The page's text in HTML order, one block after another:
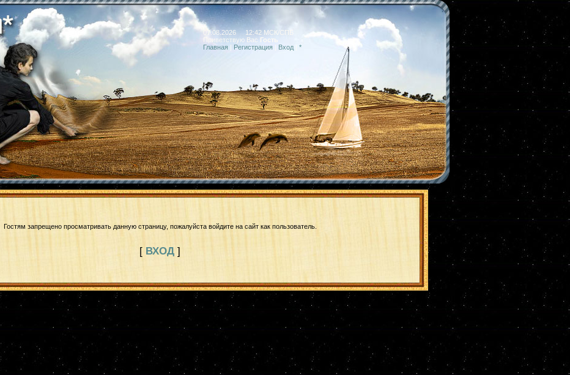
07.08.2026 12:42 МСК/СПБ
Приветствую Вас Гость
Главная | Регистрация Вход *
Гостям запрещено просматривать данную страницу, пожалуйста войдите на сайт как пользователь.
[ ВХОД ]